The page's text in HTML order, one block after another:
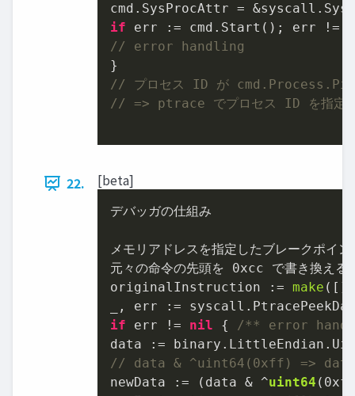
cmd.SysProcAttr =
if err := cmd.Start(); err !=
// error handling
// プロセス ID が cmd.Process.Pid
// => ptrace でプロセス ID を指定し
22. [beta]
デバッガの仕組み
メモリアドレスを指定したブレークポイン
元々の命令の先頭を 0xcc で書き換える
originalInstruction := make ([]
if err != nil { /** error
// data & ^uint64(0xff) => data
newData := (data & ^uint64 ( 0xff